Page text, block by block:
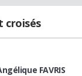
croisés
FAVRIS